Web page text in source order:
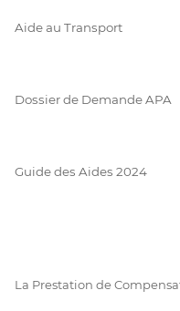
Aide au Transport
Dossier de Demande APA
Guide des Aides 2024
La Prestation de